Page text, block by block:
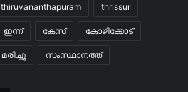
thiruvananthapuram thrissur
ഇന്ന് കേസ് കോഴിക്കോട്
മരിച്ചു സംസ്ഥാനത്ത്